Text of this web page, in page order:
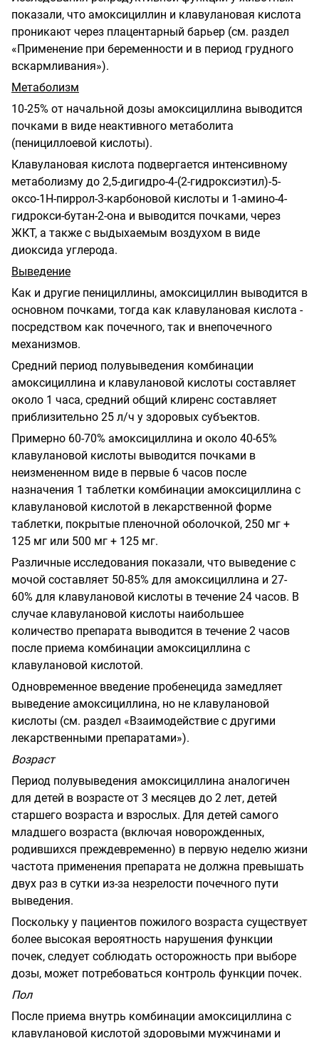
показали, что амоксициллин и клавулановая кислота
проникают через плацентарный барьер (см. раздел
«Применение при беременности и в период грудного
вскармливания»).
Метаболизм
10-25% от начальной дозы амоксициллина выводится
почками в виде неактивного метаболита
(пенициллоевой кислоты).
Клавулановая кислота подвергается интенсивному
метаболизму до 2,5-дигидро-4-(2-гидроксиэтил)-5-
оксо-1Н-пиррол-3-карбоновой кислоты и 1-амино-4-
гидрокси-бутан-2-она и выводится почками, через
ЖКТ, а также с выдыхаемым воздухом в виде
диоксида углерода.
Выведение
Как и другие пенициллины, амоксициллин выводится в
основном почками, тогда как клавулановая кислота -
посредством как почечного, так и внепочечного
механизмов.
Средний период полувыведения комбинации
амоксициллина и клавулановой кислоты составляет
около 1 часа, средний общий клиренс составляет
приблизительно 25 л/ч у здоровых субъектов.
Примерно 60-70% амоксициллина и около 40-65%
клавулановой кислоты выводится почками в
неизмененном виде в первые 6 часов после
назначения 1 таблетки комбинации амоксициллина с
клавулановой кислотой в лекарственной форме
таблетки, покрытые пленочной оболочкой, 250 мг +
125 мг или 500 мг + 125 мг.
Различные исследования показали, что выведение с
мочой составляет 50-85% для амоксициллина и 27-
60% для клавулановой кислоты в течение 24 часов. В
случае клавулановой кислоты наибольшее
количество препарата выводится в течение 2 часов
после приема комбинации амоксициллина с
клавулановой кислотой.
Одновременное введение пробенецида замедляет
выведение амоксициллина, но не клавулановой
кислоты (см. раздел «Взаимодействие с другими
лекарственными препаратами»).
Возраст
Период полувыведения амоксициллина аналогичен
для детей в возрасте от 3 месяцев до 2 лет, детей
старшего возраста и взрослых. Для детей самого
младшего возраста (включая новорожденных,
родившихся преждевременно) в первую неделю жизни
частота применения препарата не должна превышать
двух раз в сутки из-за незрелости почечного пути
выведения.
Поскольку у пациентов пожилого возраста существует
более высокая вероятность нарушения функции
почек, следует соблюдать осторожность при выборе
дозы, может потребоваться контроль функции почек.
Пол
После приема внутрь комбинации амоксициллина с
клавулановой кислотой здоровыми мужчинами и